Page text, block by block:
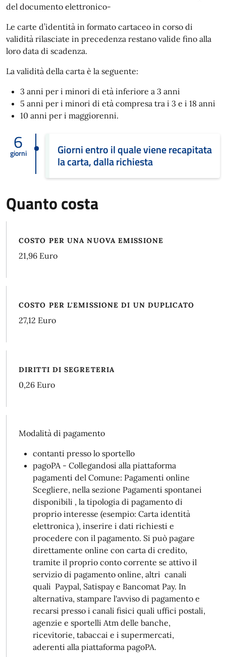
del documento elettronico-
Le carte d’identità in formato cartaceo in corso di
validità rilasciate in precedenza restano valide fino alla
loro data di scadenza.
La validità della carta è la seguente:
3 anni per i minori di età inferiore a 3 anni
5 anni per i minori di età compresa tra i 3 e i 18 anni
10 anni per i maggiorenni.
6
giorni Giorni entro il quale viene recapitata
la carta, dalla richiesta
Quanto costa
COSTO PER UNA NUOVA EMISSIONE
21,96 Euro
COSTO PER L'EMISSIONE DI UN DUPLICATO
27,12 Euro
DIRITTI DI SEGRETERIA
0,26 Euro
Modalità di pagamento
contanti presso lo sportello
pagoPA - Collegandosi alla piattaforma
pagamenti del Comune: Pagamenti online
Scegliere, nella sezione Pagamenti spontanei
disponibili , la tipologia di pagamento di
proprio interesse (esempio: Carta identità
elettronica ), inserire i dati richiesti e
procedere con il pagamento. Si può pagare
direttamente online con carta di credito,
tramite il proprio conto corrente se attivo il
servizio di pagamento online, altri canali
quali Paypal, Satispay e Bancomat Pay. In
alternativa, stampare l'avviso di pagamento e
recarsi presso i canali fisici quali uffici postali,
agenzie e sportelli Atm delle banche,
ricevitorie, tabaccai e i supermercati,
aderenti alla piattaforma pagoPA.